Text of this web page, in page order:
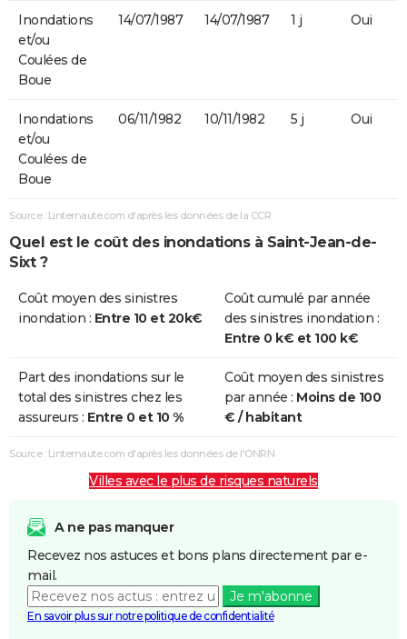
Inondations
et/ou
Coulées de
Boue
14/07/1987 14/07/1987 1 j Oui
Inondations
et/ou
Coulées de
Boue
06/11/1982 10/11/1982 5 j Oui
Source : Linternaute.com d'après les données de la CCR
Quel est le coût des inondations à Saint-Jean-de-
Sixt ?
Coût moyen des sinistres
inondation : Entre 10 et 20k€
Coût cumulé par année
des sinistres inondation :
Entre 0 k€ et 100 k€
Part des inondations sur le
total des sinistres chez les
assureurs : Entre 0 et 10 %
Coût moyen des sinistres
par année : Moins de 100
€ / habitant
Source : Linternaute.com d'après les données de l'ONRN
Villes avec le plus de risques naturels
A ne pas manquer
Recevez nos astuces et bons plans directement par e-
mail.
Je m'abonne
En savoir plus sur notre politique de confidentialité